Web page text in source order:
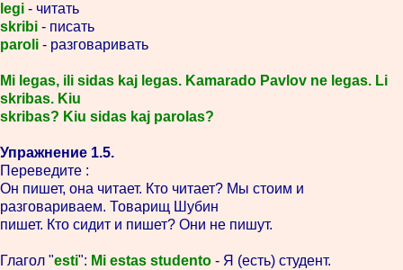
legi - читать
skribi - писать
paroli - разговаривать
Mi legas, ili sidas kaj legas. Kamarado Pavlov ne legas. Li
skribas. Kiu
skribas? Kiu sidas kaj parolas?
Упражнение 1.5.
Переведите :
Он пишет, она читает. Кто читает? Мы стоим и
разговариваем. Товарищ Шубин
пишет. Кто сидит и пишет? Они не пишут.
Глагол "esti": Mi estas studento - Я (есть) студент.